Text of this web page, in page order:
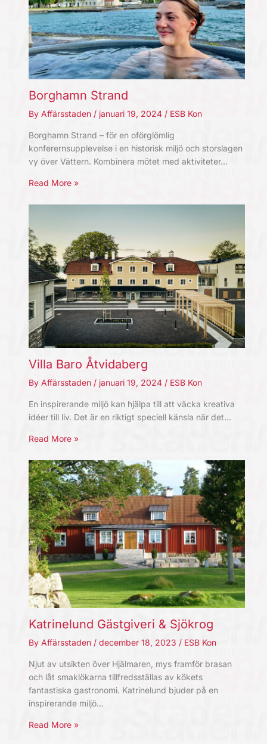
Borghamn Strand
By Affärsstaden / januari 19, 2024 / ESB Kon
Borghamn Strand – för en oförglömlig
konferernsupplevelse i en historisk miljö och storslagen
vy över Vättern. Kombinera mötet med aktiviteter…
Read More »
Villa Baro Åtvidaberg
By Affärsstaden / januari 19, 2024 / ESB Kon
En inspirerande miljö kan hjälpa till att väcka kreativa
idéer till liv. Det är en riktigt speciell känsla när det…
Read More »
Katrinelund Gästgiveri & Sjökrog
By Affärsstaden / december 18, 2023 / ESB Kon
Njut av utsikten över Hjälmaren, mys framför brasan
och låt smaklökarna tillfredsställas av kökets
fantastiska gastronomi. Katrinelund bjuder på en
inspirerande miljö…
Read More »